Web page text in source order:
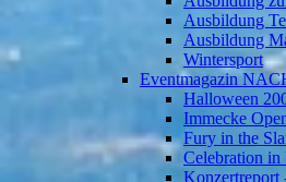
Ausbildung
Ausbildung
Wintersport
Eventmagazin
Halloween
Immecke
Fury in the
Celebration in
Konzertreport